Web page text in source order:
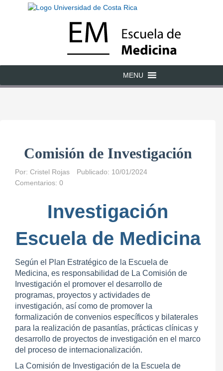
MENU
Comisión de Investigación
Por: Cristel Rojas
Publicado: 10/01/2024
Comentarios: 0
Investigación
Escuela de Medicina
Según el Plan Estratégico de la Escuela de
Medicina, es responsabilidad de La Comisión de
Investigación el promover el desarrollo de
programas, proyectos y actividades de
investigación, así como de promover la
formalización de convenios específicos y bilaterales
para la realización de pasantías, prácticas clínicas y
desarrollo de proyectos de investigación en el marco
del proceso de internacionalización.
La Comisión de Investigación de la Escuela de